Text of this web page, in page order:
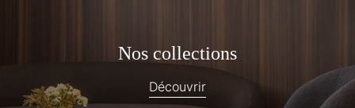
Nos collections
Découvrir